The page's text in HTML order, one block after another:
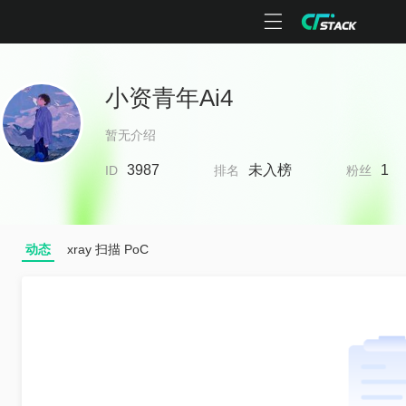
小资青年Ai4
暂无介绍
ID 3987 排名 未入榜 粉丝 1
动态 xray 扫描 PoC